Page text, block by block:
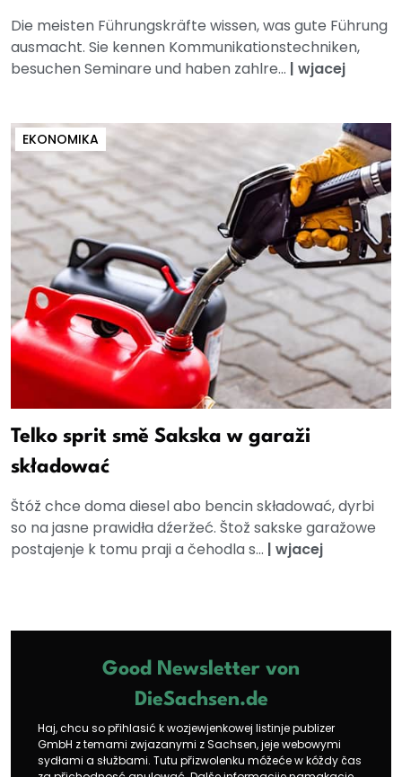
Die meisten Führungskräfte wissen, was gute Führung
ausmacht. Sie kennen Kommunikationstechniken,
besuchen Seminare und haben zahlre... | wjacej
EKONOMIKA
Telko sprit smě Sakska w garaži
składować
Štóž chce doma diesel abo bencin składować, dyrbi
so na jasne prawidła dźeržeć. Štož sakske garažowe
postajenje k tomu praji a čehodla s... | wjacej
Good Newsletter von
DieSachsen.de
Haj, chcu so přihlasić k wozjewjenkowej listinje publizer
GmbH z temami zwjazanymi z Sachsen, jeje webowymi
sydłami a słužbami. Tutu přizwolenku móžeće w kóždy čas